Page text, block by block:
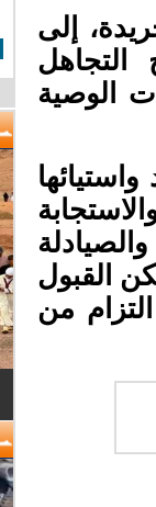
إلى
الوصية
القبول
من